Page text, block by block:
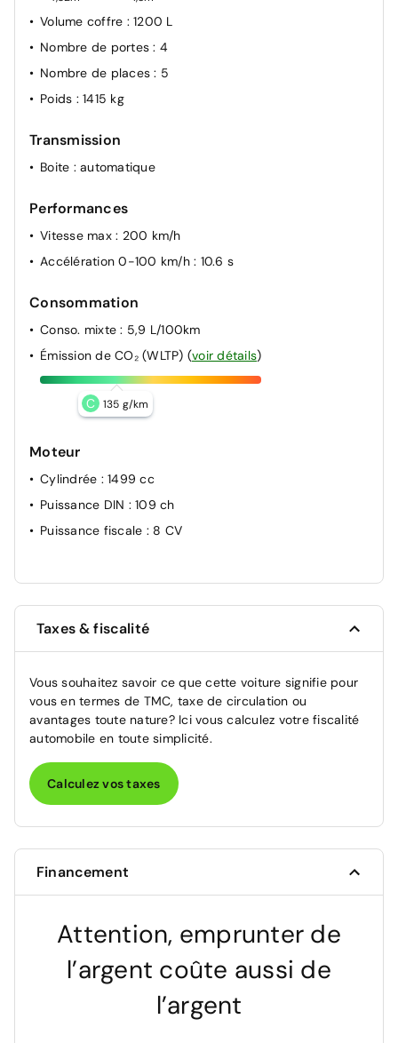
Volume coffre : 1200 L
Nombre de portes: 4
Nombre de places: 5
Poids : 1415 kg
Transmission
Boite : automatique
Performances
Vitesse max : 200 km/h
Accélération 0-100 km/h : 10.6 s
Consommation
Conso. mixte: 5,9 L/100km
Émission de CO₂ (WLTP) (voir détails)
C 135 g/km
Moteur
Cylindrée : 1499 cc
Puissance DIN : 109 ch
Puissance fiscale : 8 CV
Taxes & fiscalité
Vous souhaitez savoir ce que cette voiture signifie pour
vous en termes de TMC, taxe de circulation ou
avantages toute nature? Ici vous calculez votre fiscalité
automobile en toute simplicité.
Calculez vos taxes
Financement
Attention, emprunter de
l’argent coûte aussi de
l’argent